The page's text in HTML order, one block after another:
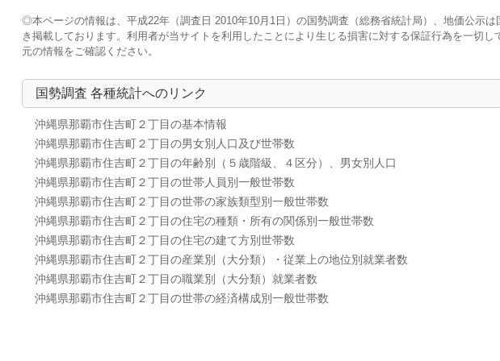
◎本ページの情報は、平成22年（調査日 2010年10月1日）の国勢調査（総務省統計局）、地価公示
き掲載しております。利用者が当サイトを利用したことにより生じる損害に対する保証行為を一切
元の情報をご確認ください。
国勢調査 各種統計へのリンク
沖縄県那覇市住吉町２丁目の基本情報
沖縄県那覇市住吉町２丁目の男女別人口及び世帯数
沖縄県那覇市住吉町２丁目の年齢別（５歳階級、４区分）、男女別人口
沖縄県那覇市住吉町２丁目の世帯人員別一般世帯数
沖縄県那覇市住吉町２丁目の世帯の家族類型別一般世帯数
沖縄県那覇市住吉町２丁目の住宅の種類・所有の関係別一般世帯数
沖縄県那覇市住吉町２丁目の住宅の建て方別世帯数
沖縄県那覇市住吉町２丁目の産業別（大分類）・従業上の地位別就業者数
沖縄県那覇市住吉町２丁目の職業別（大分類）就業者数
沖縄県那覇市住吉町２丁目の世帯の経済構成別一般世帯数